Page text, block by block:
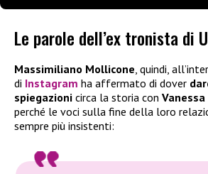
Le parole dell’ex tronista di
Massimiliano Mollicone, quindi,
di Instagram ha affermato di dover
spiegazioni circa la storia con
perché le voci sulla fine della loro
sempre più insistenti: